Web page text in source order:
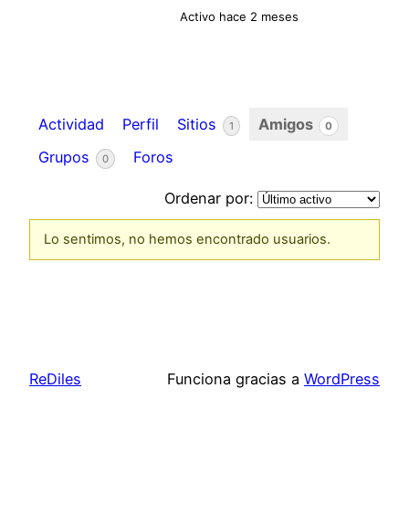
Activo hace 2 meses
Actividad Perfil Sitios 1 Amigos 0
Grupos 0 Foros
Ordenar por:
Amigos
Lo sentimos, no hemos encontrado usuarios.
ReDiles Funciona gracias a WordPress